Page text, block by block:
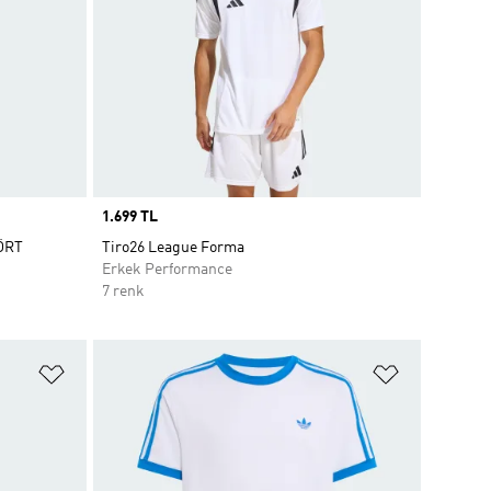
Price
1.699 TL
Tiro26 League Forma
Erkek Performance
7 renk
Favori Listesine Ekle